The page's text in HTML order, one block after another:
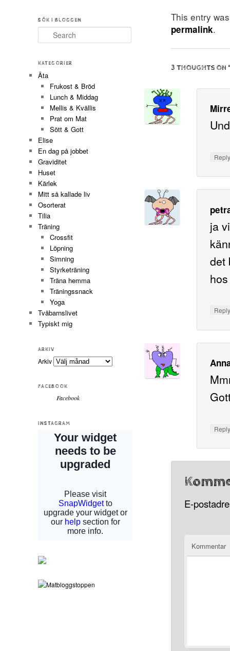
This entry
permalink.
3 THOUGHTS ON
ja
det
E-
Kommentar
SÖK I BLOGGEN
Search
KATEGORIER
Äta
Frukost & Bröd
Lunch & Middag
Mellis & Kvällis
Prat om Mat
Sött & Gott
Elise
En dag på jobbet
Graviditet
Huset
Kärlek
Mitt så kallade liv
Osorterat
Tilia
Träning
Crossfit
Löpning
Simning
Styrketräning
Träna hemma
Träningssnack
Yoga
Tvåbarnslivet
Typiskt mig
ARKIV
Arkiv
FACEBOOK
Facebook
INSTAGRAM